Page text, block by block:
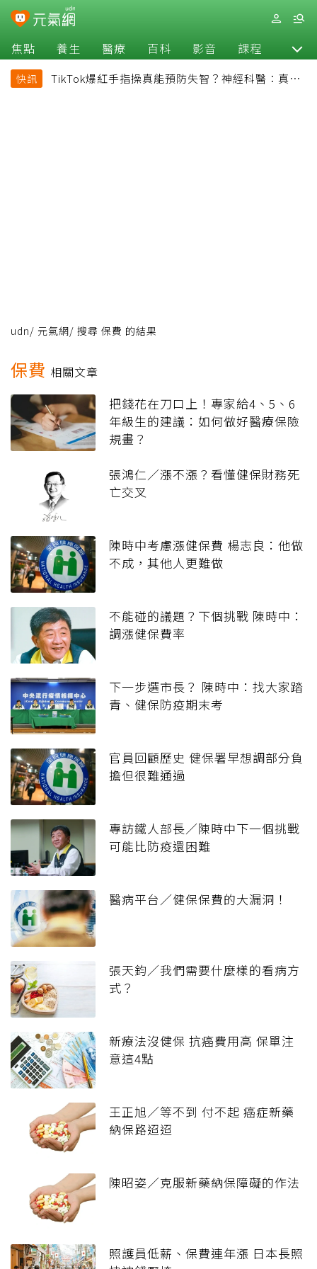
焦點 養生 醫療 百科 影音 課程 退休
快訊
TikTok爆紅手指操真能預防失智？神經科醫：真正
udn/ 元氣網/ 搜尋 保費 的結果
保費 相關文章
把錢花在刀口上！專家給4、5、6
年級生的建議：如何做好醫療保險
規畫？
張鴻仁／漲不漲？看懂健保財務死
亡交叉
陳時中考慮漲健保費 楊志良：他做
不成，其他人更難做
不能碰的議題？下個挑戰 陳時中：
調漲健保費率
下一步選市長？ 陳時中：找大家踏
青、健保防疫期末考
官員回顧歷史 健保署早想調部分負
擔但很難通過
專訪鐵人部長／陳時中下一個挑戰
可能比防疫還困難
醫病平台／健保保費的大漏洞！
張天鈞／我們需要什麼樣的看病方
式？
新療法沒健保 抗癌費用高 保單注
意這4點
王正旭／等不到 付不起 癌症新藥
納保路迢迢
陳昭姿／克服新藥納保障礙的作法
照護員低薪、保費連年漲 日本長照